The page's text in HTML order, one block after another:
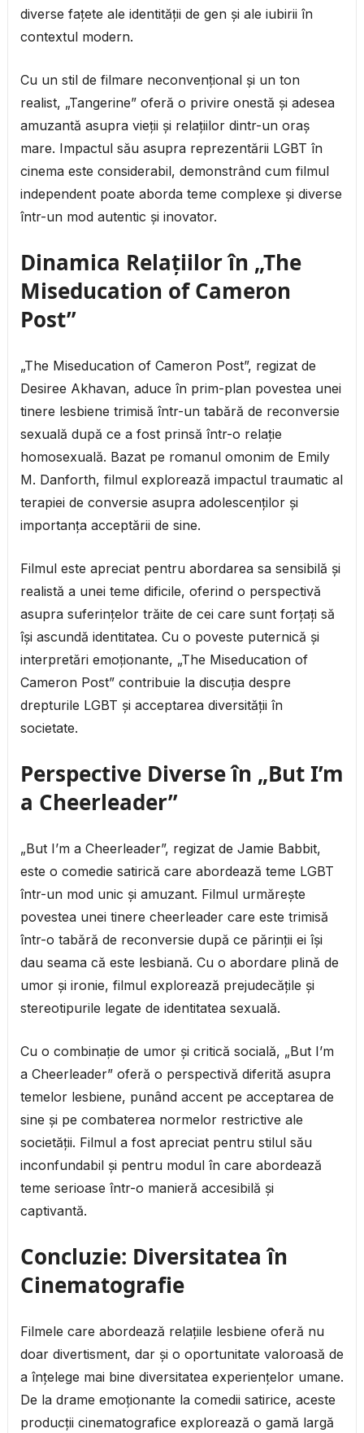
diverse fațete ale identității de gen și ale iubirii în
contextul modern.
Cu un stil de filmare neconvențional și un ton
realist, „Tangerine” oferă o privire onestă și adesea
amuzantă asupra vieții și relațiilor dintr-un oraș
mare. Impactul său asupra reprezentării LGBT în
cinema este considerabil, demonstrând cum filmul
independent poate aborda teme complexe și diverse
într-un mod autentic și inovator.
Dinamica Relațiilor în „The
Miseducation of Cameron
Post”
„The Miseducation of Cameron Post”, regizat de
Desiree Akhavan, aduce în prim-plan povestea unei
tinere lesbiene trimisă într-un tabără de reconversie
sexuală după ce a fost prinsă într-o relație
homosexuală. Bazat pe romanul omonim de Emily
M. Danforth, filmul explorează impactul traumatic al
terapiei de conversie asupra adolescenților și
importanța acceptării de sine.
Filmul este apreciat pentru abordarea sa sensibilă și
realistă a unei teme dificile, oferind o perspectivă
asupra suferințelor trăite de cei care sunt forțați să
își ascundă identitatea. Cu o poveste puternică și
interpretări emoționante, „The Miseducation of
Cameron Post” contribuie la discuția despre
drepturile LGBT și acceptarea diversității în
societate.
Perspective Diverse în „But I’m
a Cheerleader”
„But I’m a Cheerleader”, regizat de Jamie Babbit,
este o comedie satirică care abordează teme LGBT
într-un mod unic și amuzant. Filmul urmărește
povestea unei tinere cheerleader care este trimisă
într-o tabără de reconversie după ce părinții ei își
dau seama că este lesbiană. Cu o abordare plină de
umor și ironie, filmul explorează prejudecățile și
stereotipurile legate de identitatea sexuală.
Cu o combinație de umor și critică socială, „But I’m
a Cheerleader” oferă o perspectivă diferită asupra
temelor lesbiene, punând accent pe acceptarea de
sine și pe combaterea normelor restrictive ale
societății. Filmul a fost apreciat pentru stilul său
inconfundabil și pentru modul în care abordează
teme serioase într-o manieră accesibilă și
captivantă.
Concluzie: Diversitatea în
Cinematografie
Filmele care abordează relațiile lesbiene oferă nu
doar divertisment, dar și o oportunitate valoroasă de
a înțelege mai bine diversitatea experiențelor umane.
De la drame emoționante la comedii satirice, aceste
producții cinematografice explorează o gamă largă